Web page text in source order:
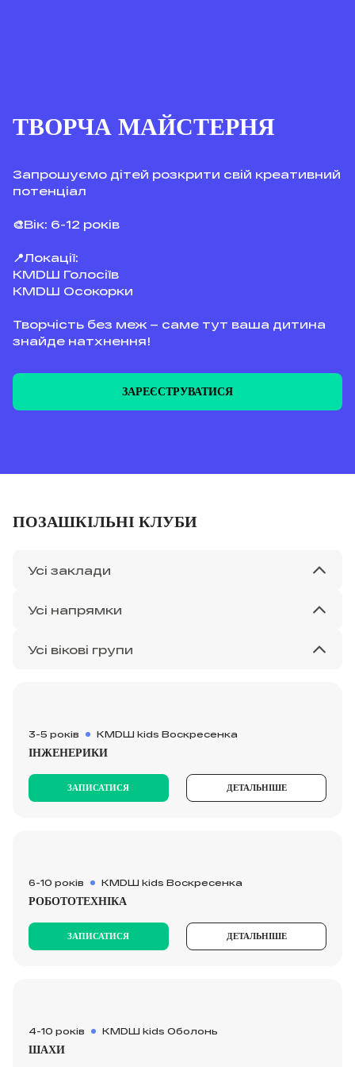
ТВОРЧА МАЙСТЕРНЯ
Запрошуємо дітей розкрити свій креативний
потенціал
🎨Вік: 6-12 років
📍Локації:
КМDШ Голосіїв
КМDШ Осокорки
Творчість без меж – саме тут ваша дитина
знайде натхнення!
ЗАРЕЄСТРУВАТИСЯ
ПОЗАШКІЛЬНІ КЛУБИ
3-5 років KMDШ kids Воскресенка
ІНЖЕНЕРИКИ
ЗАПИСАТИСЯ ДЕТАЛЬНІШЕ
6-10 років KMDШ kids Воскресенка
РОБОТОТЕХНІКА
ЗАПИСАТИСЯ ДЕТАЛЬНІШЕ
4-10 років KMDШ kids Оболонь
ШАХИ